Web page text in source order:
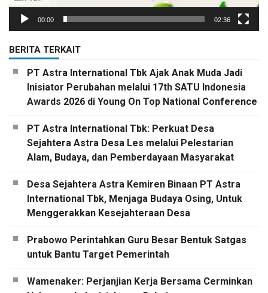
00:00 02:36
BERITA TERKAIT
PT Astra International Tbk Ajak Anak Muda Jadi
Inisiator Perubahan melalui 17th SATU Indonesia
Awards 2026 di Young On Top National Conference
PT Astra International Tbk: Perkuat Desa
Sejahtera Astra Desa Les melalui Pelestarian
Alam, Budaya, dan Pemberdayaan Masyarakat
Desa Sejahtera Astra Kemiren Binaan PT Astra
International Tbk, Menjaga Budaya Osing, Untuk
Menggerakkan Kesejahteraan Desa
Prabowo Perintahkan Guru Besar Bentuk Satgas
untuk Bantu Target Pemerintah
Wamenaker: Perjanjian Kerja Bersama Cerminkan